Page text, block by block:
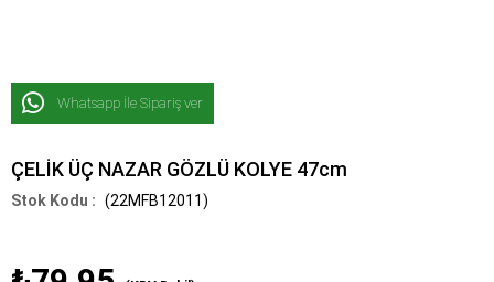
Whatsapp İle Sipariş ver
ÇELİK ÜÇ NAZAR GÖZLÜ KOLYE 47cm
(22MFB12011)